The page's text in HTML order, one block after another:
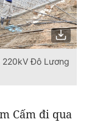
Đô Lương
Cấm đi qua